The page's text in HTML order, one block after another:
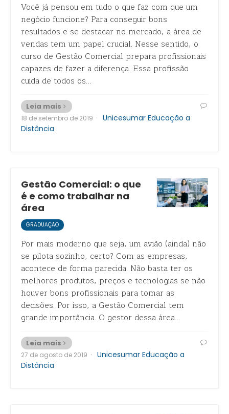
Você já pensou em tudo o que faz com que um
negócio funcione? Para conseguir bons
resultados e se destacar no mercado, a área de
vendas tem um papel crucial. Nesse sentido, o
curso de Gestão Comercial prepara profissionais
capazes de fazer a diferença. Essa profissão
cuida de todos os…
Leia mais
18 de setembro de 2019 · Unicesumar Educação a
Distância
Gestão Comercial: o que
é e como trabalhar na
área
GRADUAÇÃO
Por mais moderno que seja, um avião (ainda) não
se pilota sozinho, certo? Com as empresas,
acontece de forma parecida. Não basta ter os
melhores produtos, preços e tecnologias se não
houver bons profissionais para tomar as
decisões. Por isso, a Gestão Comercial tem
grande importância. O gestor dessa área…
Leia mais
27 de agosto de 2019 · Unicesumar Educação a
Distância